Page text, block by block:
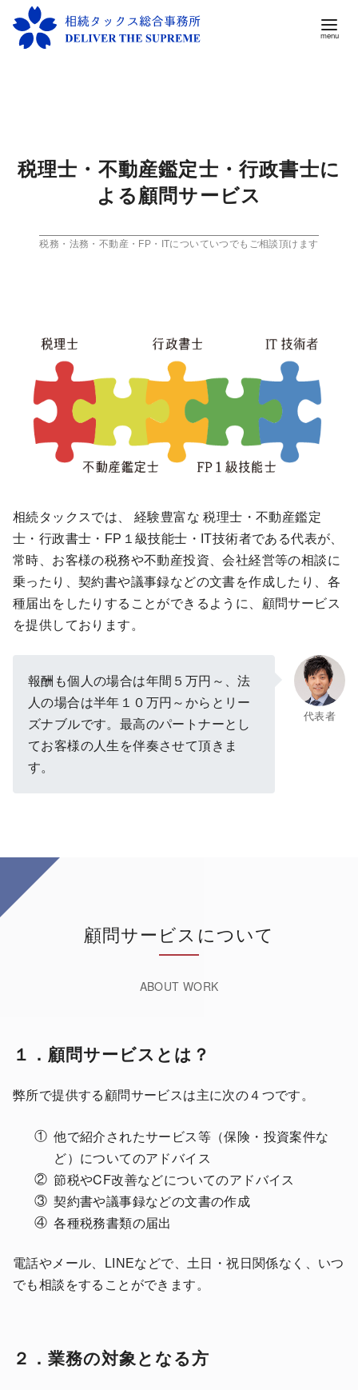
税理士・不動産鑑定士・行政書士に
よる顧問サービス
税務・法務・不動産・FP・ITについていつでもご相談頂けます
相続タックスでは、 経験豊富な 税理士・不動産鑑定
士・行政書士・FP１級技能士・IT技術者である代表が、
常時、お客様の税務や不動産投資、会社経営等の相談に
乗ったり、契約書や議事録などの文書を作成したり、各
種届出をしたりすることができるように、顧問サービス
を提供しております。
代表者
報酬も個人の場合は年間５万円～、法
人の場合は半年１０万円～からとリー
ズナブルです。最高のパートナーとし
てお客様の人生を伴奏させて頂きま
す。
顧問サービスについて
１．顧問サービスとは？
弊所で提供する顧問サービスは主に次の４つです。
他で紹介されたサービス等（保険・投資案件な
ど）についてのアドバイス
節税やCF改善などについてのアドバイス
契約書や議事録などの文書の作成
各種税務書類の届出
電話やメール、LINEなどで、土日・祝日関係なく、いつ
でも相談をすることができます。
２．業務の対象となる方